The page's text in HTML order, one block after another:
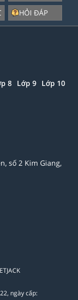
HỎI ĐÁP
8 Lớp 9 Lớp 10
số 2 Kim Giang,
ngày cấp: